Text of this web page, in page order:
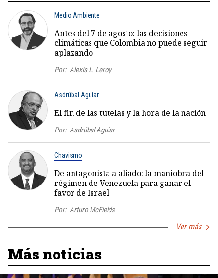
Medio Ambiente
Antes del 7 de agosto: las decisiones
climáticas que Colombia no puede seguir
aplazando
Por: Alexis L. Leroy
Asdrúbal Aguiar
El fin de las tutelas y la hora de la nación
Por: Asdrúbal Aguiar
Chavismo
De antagonista a aliado: la maniobra del
régimen de Venezuela para ganar el
favor de Israel
Por: Arturo McFields
Ver más
Más noticias